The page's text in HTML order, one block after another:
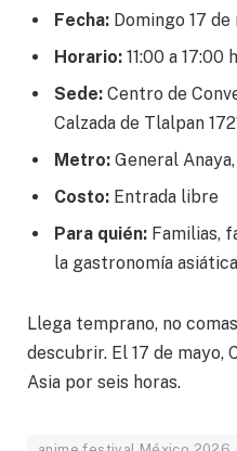
Fecha: Domingo 17
Horario: 11:00 a 17:00
Sede: Centro de
Calzada de Tlalpan
Metro: General
Costo: Entrada libre
Para quién: Familias,
la gastronomía
Llega temprano, no
descubrir. El 17 de mayo,
Asia por seis horas.